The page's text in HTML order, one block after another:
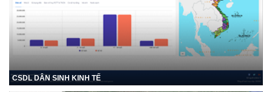
CSDL DÂN SINH KINH TẾ